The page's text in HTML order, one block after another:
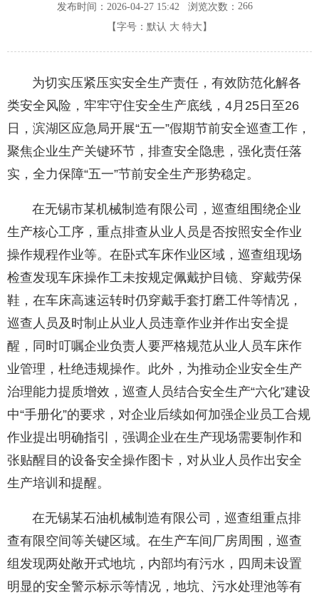
发布时间：2026-04-27 15:42 浏览次数： 266
【字号： 默认 大 特大 】
为切实压紧压实安全生产责任，有效防范化解各
类安全风险，牢牢守住安全生产底线，4月25日至26
日，滨湖区应急局开展“五一”假期节前安全巡查工作，
聚焦企业生产关键环节，排查安全隐患，强化责任落
实，全力保障“五一”节前安全生产形势稳定。
在无锡市某机械制造有限公司，巡查组围绕企业
生产核心工序，重点排查从业人员是否按照安全作业
操作规程作业等。在卧式车床作业区域，巡查组现场
检查发现车床操作工未按规定佩戴护目镜、穿戴劳保
鞋，在车床高速运转时仍穿戴手套打磨工件等情况，
巡查人员及时制止从业人员违章作业并作出安全提
醒，同时叮嘱企业负责人要严格规范从业人员车床作
业管理，杜绝违规操作。此外，为推动企业安全生产
治理能力提质增效，巡查人员结合安全生产“六化”建设
中“手册化”的要求，对企业后续如何加强企业员工合规
作业提出明确指引，强调企业在生产现场需要制作和
张贴醒目的设备安全操作图卡，对从业人员作出安全
生产培训和提醒。
在无锡某石油机械制造有限公司，巡查组重点排
查有限空间等关键区域。在生产车间厂房周围，巡查
组发现两处敞开式地坑，内部均有污水，四周未设置
明显的安全警示标示等情况，地坑、污水处理池等有